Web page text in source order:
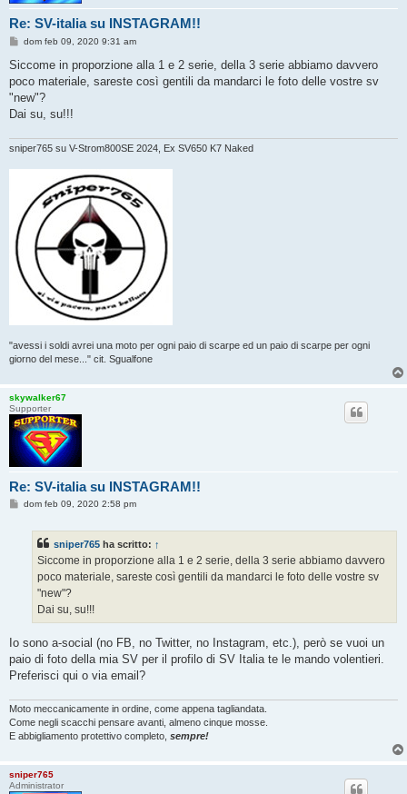
Re: SV-italia su INSTAGRAM!!
M
s
a
g
i
dom feb 09, 2020 9:31 am
Siccome in proporzione alla 1 e 2 serie, della 3 serie abbiamo davvero
poco materiale, sareste così gentili da mandarci le foto delle vostre sv
"new"?
Dai su, su!!!
sniper765 su V-Strom800SE 2024, Ex SV650 K7 Naked
"avessi i soldi avrei una moto per ogni paio di scarpe ed un paio di scarpe per ogni
giorno del mese..." cit. Sgualfone
skywalker67
Supporter
Re: SV-italia su INSTAGRAM!!
Mdom feb 09, 2020 2:58 pm
sniper765 ha scritto: ↑
Siccome in proporzione alla 1 e 2 serie, della 3 serie abbiamo davvero
poco materiale, sareste così gentili da mandarci le foto delle vostre sv
"new"?
Dai su, su!!!
Io sono a-social (no FB, no Twitter, no Instagram, etc.), però se vuoi un
paio di foto della mia SV per il profilo di SV Italia te le mando volentieri.
Preferisci qui o via email?
Moto meccanicamente in ordine, come appena tagliandata.
Come negli scacchi pensare avanti, almeno cinque mosse.
E abbigliamento protettivo completo, sempre!
sniper765
Administrator